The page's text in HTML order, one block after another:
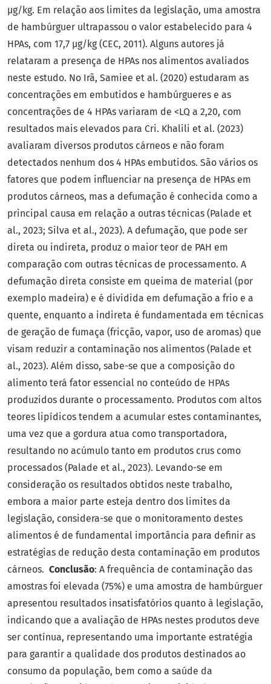
µg/kg. Em relação aos limites da legislação, uma amostra
de hambúrguer ultrapassou o valor estabelecido para 4
HPAs, com 17,7 µg/kg (CEC, 2011). Alguns autores já
relataram a presença de HPAs nos alimentos avaliados
neste estudo. No Irã, Samiee et al. (2020) estudaram as
concentrações em embutidos e hambúrgueres e as
concentrações de 4 HPAs variaram de <LQ a 2,20, com
resultados mais elevados para Cri. Khalili et al. (2023)
avaliaram diversos produtos cárneos e não foram
detectados nenhum dos 4 HPAs embutidos. São vários os
fatores que podem influenciar na presença de HPAs em
produtos cárneos, mas a defumação é conhecida como a
principal causa em relação a outras técnicas (Palade et
al., 2023; Silva et al., 2023). A defumação, que pode ser
direta ou indireta, produz o maior teor de PAH em
comparação com outras técnicas de processamento. A
defumação direta consiste em queima de material (por
exemplo madeira) e é dividida em defumação a frio e a
quente, enquanto a indireta é fundamentada em técnicas
de geração de fumaça (fricção, vapor, uso de aromas) que
visam reduzir a contaminação nos alimentos (Palade et
al., 2023). Além disso, sabe-se que a composição do
alimento terá fator essencial no conteúdo de HPAs
produzidos durante o processamento. Produtos com altos
teores lipídicos tendem a acumular estes contaminantes,
uma vez que a gordura atua como transportadora,
resultando no acúmulo tanto em produtos crus como
processados (Palade et al., 2023). Levando-se em
consideração os resultados obtidos neste trabalho,
embora a maior parte esteja dentro dos limites da
legislação, considera-se que o monitoramento destes
alimentos é de fundamental importância para definir as
estratégias de redução desta contaminação em produtos
cárneos. Conclusão: A frequência de contaminação das
amostras foi elevada (75%) e uma amostra de hambúrguer
apresentou resultados insatisfatórios quanto à legislação,
indicando que a avaliação de HPAs nestes produtos deve
ser contínua, representando uma importante estratégia
para garantir a qualidade dos produtos destinados ao
consumo da população, bem como a saúde da